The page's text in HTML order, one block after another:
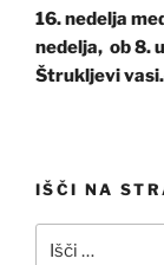
prispevek
16. nedelja
nedelja, ob 8.
Štrukljevi vasi.
IŠČI NA